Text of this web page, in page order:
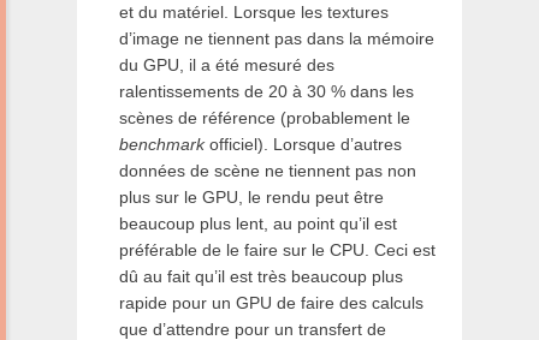
et du matériel. Lorsque les textures
d’image ne tiennent pas dans la mémoire
du GPU, il a été mesuré des
ralentissements de 20 à 30 % dans les
scènes de référence (probablement le
benchmarkofficiel). Lorsque d’autres
données de scène ne tiennent pas non
plus sur le GPU, le rendu peut être
beaucoup plus lent, au point qu’il est
préférable de le faire sur le CPU. Ceci est
dû au fait qu’il est très beaucoup plus
rapide pour un GPU de faire des calculs
que d’attendre pour un transfert de